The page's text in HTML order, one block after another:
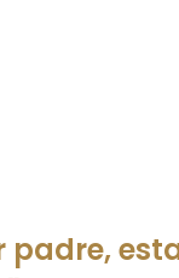
padre,